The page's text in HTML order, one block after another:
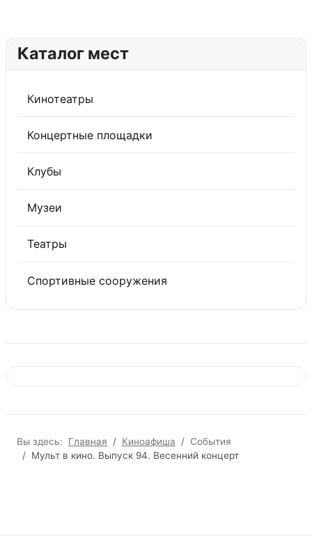
Каталог мест
Кинотеатры
Концертные площадки
Клубы
Музеи
Театры
Спортивные сооружения
Вы здесь: Главная Киноафиша
События
Мульт в кино. Выпуск 94. Весенний концерт